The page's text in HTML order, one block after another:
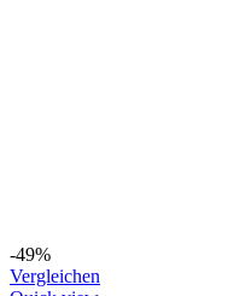
-49%
Vergleichen